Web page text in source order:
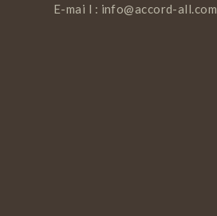
E-mai l : info@accord-all.com